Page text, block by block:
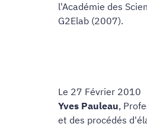
l'Académie des
G2Elab (2007).
Le 27 Février 2010
Yves Pauleau,
et des procédés